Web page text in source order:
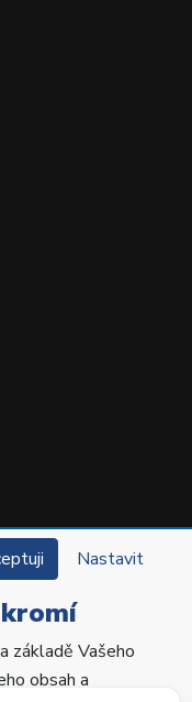
Všechna práva
Nastavit
základě Vašeho
obsah a
se našeho